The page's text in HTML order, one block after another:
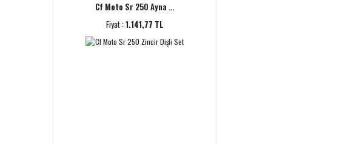
Cf Moto Sr 250 Ayna ...
Fiyat : 1.141,77 TL